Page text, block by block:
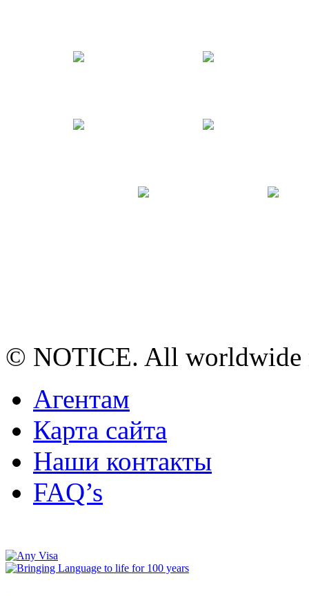
© NOTICE. All worldwide
Агентам
Карта сайта
Наши контакты
FAQ’s